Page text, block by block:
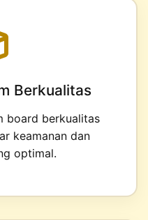
Berkualitas
board berkualitas
keamanan dan
optimal.